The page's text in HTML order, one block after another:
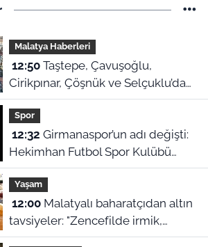
Malatya Haberleri
12:50Taştepe, Çavuşoğlu,
Cirikpınar, Çöşnük ve Selçuklu’da
konut teslimi için takvim açıklandı!
Spor
12:32
Hekimhan Futbol Spor Kulübü
geliyor
Yaşam
12:00Malatyalı baharatçıdan altın
tavsiyeler: "Zencefilde irmik,
kimyonda bulgur var!"